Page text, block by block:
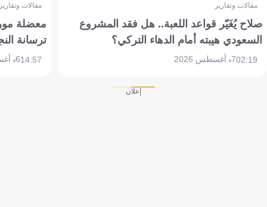
مقالات وتقارير
صلاح يُغَيّر قواعد اللعبة.. هل فقد المشروع
السعودي هيبته أمام الدهاء التركي؟
02:197 أغسطس 2026
مقالات
معضلة
ترسانة
14:576 أغسطس 2026
إعلان